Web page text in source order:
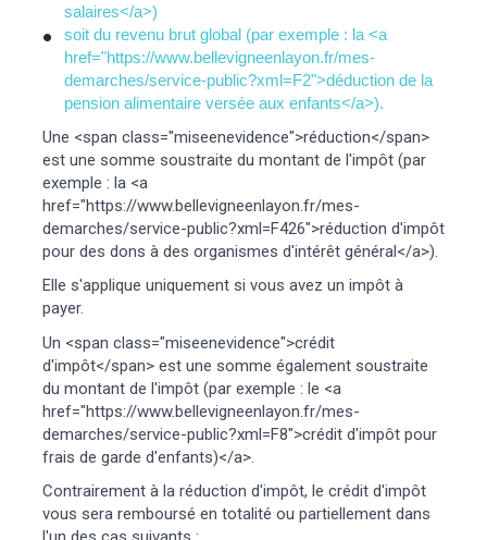
salaires</a>)
soit du revenu brut global (par exemple : la <a
href="https://www.bellevigneenlayon.fr/mes-
demarches/service-public?xml=F2">déduction de la
pension alimentaire versée aux enfants</a>).
Une <span class="miseenevidence">réduction</span>
est une somme soustraite du montant de l'impôt (par
exemple : la <a
href="https://www.bellevigneenlayon.fr/mes-
demarches/service-public?xml=F426">réduction d'impôt
pour des dons à des organismes d'intérêt général</a>).
Elle s'applique uniquement si vous avez un impôt à
payer.
Un <span class="miseenevidence">crédit
d'impôt</span> est une somme également soustraite
du montant de l'impôt (par exemple : le <a
href="https://www.bellevigneenlayon.fr/mes-
demarches/service-public?xml=F8">crédit d'impôt pour
frais de garde d'enfants)</a>.
Contrairement à la réduction d'impôt, le crédit d'impôt
vous sera remboursé en totalité ou partiellement dans